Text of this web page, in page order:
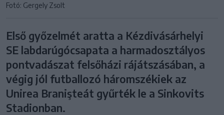
Fotó: Gergely Zsolt
Első győzelmét aratta a Kézdivásárhelyi
SE labdarúgócsapata a harmadosztályos
pontvadászat felsőházi rájátszásában, a
végig jól futballozó háromszékiek az
Unirea Branişteát gyűrték le a Sinkovits
Stadionban.